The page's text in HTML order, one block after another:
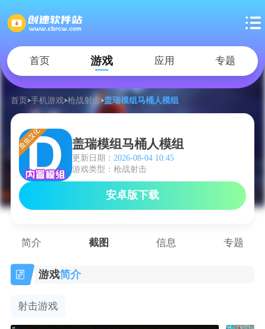
首页 游戏 应用 专题
首页 手机游戏 枪战射击 盖瑞模组马桶人模组
盖瑞模组马桶人模组
更新日期： 2026-08-04 10:45
游戏类型：枪战射击
安卓版下载
简介 截图 信息 专题
游戏简介
射击游戏